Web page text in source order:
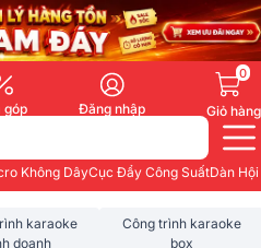
góp Đăng nhập
0
Giỏ hàng
Không DâyCục Đẩy Công SuấtDàn
karaoke
doanh
Công trình karaoke
box